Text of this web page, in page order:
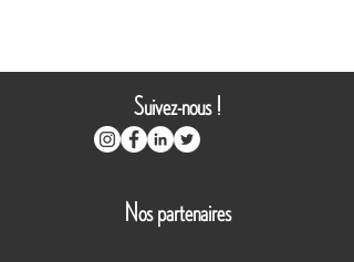
Suivez-nous !
Nos partenaires